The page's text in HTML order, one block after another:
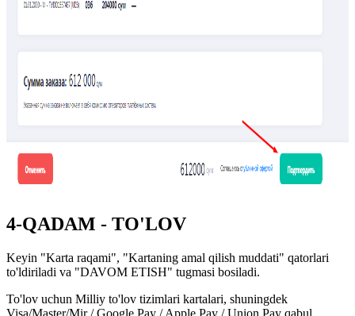
4-QADAM - TO'LOV
Keyin "Karta raqami", "Kartaning amal qilish muddati" qatorlari
to'ldiriladi va "DAVOM ETISH" tugmasi bosiladi.
To'lov uchun Milliy to'lov tizimlari kartalari, shuningdek